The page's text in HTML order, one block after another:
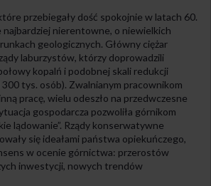
przebiegały dość spokojnie w latach 60.
najbardziej nierentowne, o niewielkich
geologicznych. Główny ciężar
laburzystów, którzy doprowadzili
kopalń i podobnej skali redukcji
tys. osób). Zwalnianym pracownikom
pracę, wielu odeszło na przedwczesne
gospodarcza pozwoliła górnikom
lądowanie”. Rządy konserwatywne
się ideałami państwa opiekuńczego,
w ocenie górnictwa: przerostów
inwestycji, nowych trendów